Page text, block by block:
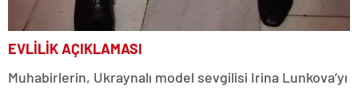
EVLİLİK AÇIKLAMASI
Muhabirlerin, Ukraynalı model sevgilisi Irina Lunkova’yı